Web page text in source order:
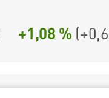
+1,08 % (